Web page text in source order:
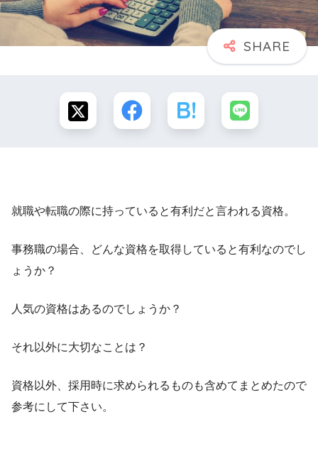
就職や転職の際に持っていると有利だと言われる資格。
事務職の場合、どんな資格を取得していると有利なのでし
ょうか？
人気の資格はあるのでしょうか？
それ以外に大切なことは？
資格以外、採用時に求められるものも含めてまとめたので
参考にして下さい。